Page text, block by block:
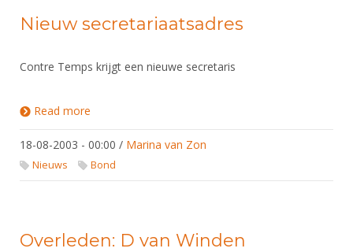
Nieuw secretariaatsadres
Contre Temps krijgt een nieuwe secretaris
Read more
18-08-2003 - 00:00 / Marina van Zon
Nieuws Bond
Overleden: D van Winden